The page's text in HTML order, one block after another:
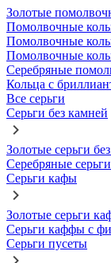
Золотые
Помолвочные
Помолвочные
Помолвочные
Серебряные
Кольца с
Все серьги
Серьги без камней
Золотые серьги
Серебряные
Серьги кафы
Золотые серьги
Серьги каффы с
Серьги пусеты